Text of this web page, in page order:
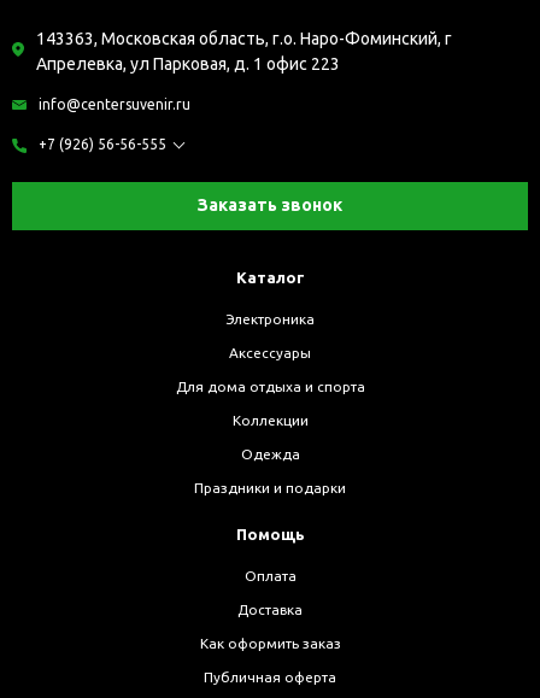
143363, Московская область, г.о. Наро-Фоминский, г
Апрелевка, ул Парковая, д. 1 офис 223
info@centersuvenir.ru
+7 (926) 56-56-555
Заказать звонок
Каталог
Электроника
Аксессуары
Для дома отдыха и спорта
Коллекции
Одежда
Праздники и подарки
Помощь
Оплата
Доставка
Как оформить заказ
Публичная оферта